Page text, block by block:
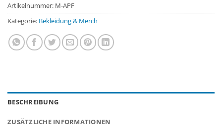
Artikelnummer: M-APF
Kategorie: Bekleidung & Merch
BESCHREIBUNG
ZUSÄTZLICHE INFORMATIONEN